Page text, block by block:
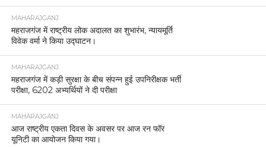
MAHARAJGANJ
महराजगंज में राष्ट्रीय लोक अदालत का शुभारंभ, न्यायमूर्ति
विवेक वर्मा ने किया उद्घाटन।
MAHARAJGANJ
महराजगंज में कड़ी सुरक्षा के बीच संपन्न हुई उपनिरीक्षक भर्ती
परीक्षा, 6202 अभ्यर्थियों ने दी परीक्षा
MAHARAJGANJ
आज राष्ट्रीय एकता दिवस के अवसर पर आज रन फॉर
यूनिटी का आयोजन किया गया।